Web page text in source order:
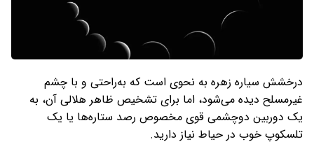
درخشش سیاره زهره به نحوی است که به‌راحتی و با چشم
غیرمسلح دیده می‌شود، اما برای تشخیص ظاهر هلالی آن، به
یک دوربین دوچشمی قوی مخصوص رصد ستاره‌ها یا یک
تلسکوپ خوب در حیاط نیاز دارید.